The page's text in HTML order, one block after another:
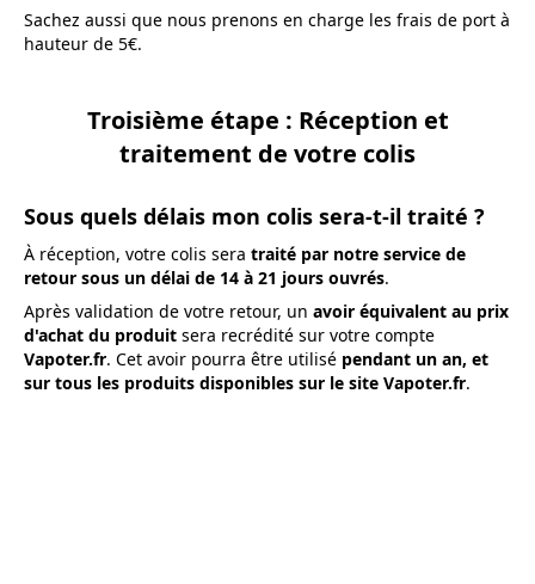
Sachez aussi que nous prenons en charge les frais de port à
hauteur de 5€.
Troisième étape : Réception et
traitement de votre colis
Sous quels délais mon colis sera-t-il traité ?
À réception, votre colis sera traité par notre service de
retour sous un délai de 14 à 21 jours ouvrés.
Après validation de votre retour, un avoir équivalent au prix
d'achat du produit sera recrédité sur votre compte
Vapoter.fr. Cet avoir pourra être utilisé pendant un an, et
sur tous les produits disponibles sur le site Vapoter.fr.